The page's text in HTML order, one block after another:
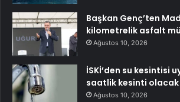
Başkan Genç’ten
kilometrelik asfalt
Ağustos 10, 2026
İSKİ’den su kesintisi
saatlik kesinti olacak
Ağustos 10, 2026